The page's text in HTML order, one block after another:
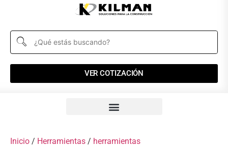
VER COTIZACIÓN
Inicio / Herramientas / herramientas